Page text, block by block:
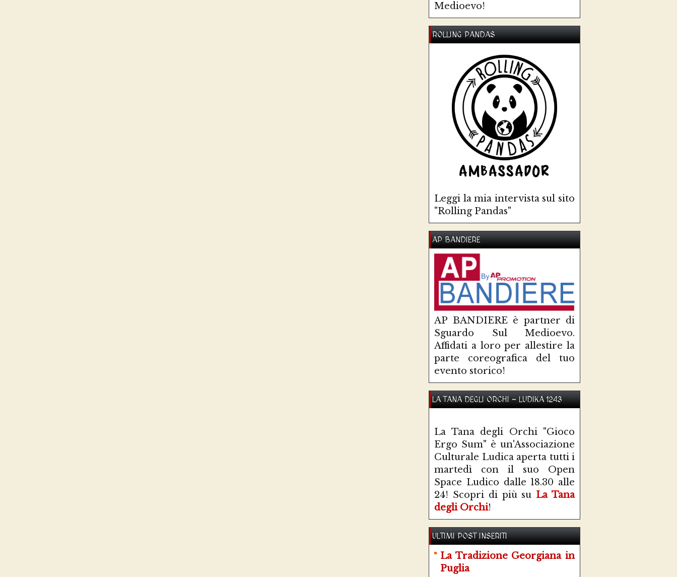
Medioevo!
ROLLING PANDAS
Leggi la mia intervista sul sito
"Rolling Pandas"
AP BANDIERE
AP BANDIERE è partner di
Sguardo Sul Medioevo.
Affidati a loro per allestire la
parte coreografica del tuo
evento storico!
LA TANA DEGLI ORCHI - LUDIKA 1243
La Tana degli Orchi "Gioco
Ergo Sum" è un'Associazione
Culturale Ludica aperta tutti i
martedì con il suo Open
Space Ludico dalle 18.30 alle
24! Scopri di più su La Tana
degli Orchi!
ULTIMI POST INSERITI
La Tradizione Georgiana in
Puglia